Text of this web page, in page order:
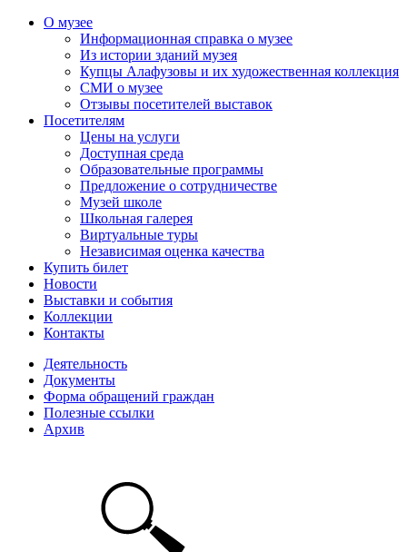
О музее
Информационная справка о музее
Из истории зданий музея
Купцы Алафузовы и их художественная коллекция
СМИ о музее
Отзывы посетителей выставок
Посетителям
Цены на услуги
Доступная среда
Образовательные программы
Предложение о сотрудничестве
Музей школе
Школьная галерея
Виртуальные туры
Независимая оценка качества
Купить билет
Новости
Выставки и события
Коллекции
Контакты
Деятельность
Документы
Форма обращений граждан
Полезные ссылки
Архив